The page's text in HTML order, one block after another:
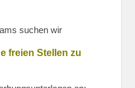
suchen wir
freien Stellen zu